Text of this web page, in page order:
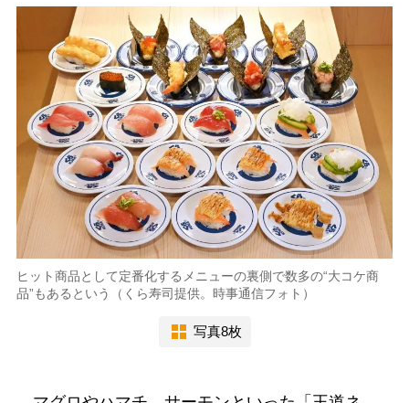
ヒット商品として定番化するメニューの裏側で数多の“大コケ商
品”もあるという（くら寿司提供。時事通信フォト）
写真8枚